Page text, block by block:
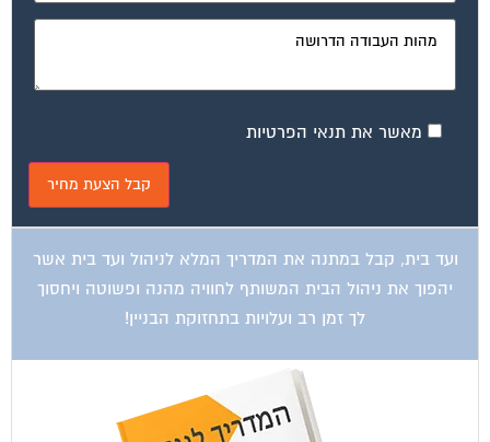
מאשר את תנאי הפרטיות
ועד בית, קבל במתנה את המדריך המלא לניהול ועד בית אשר
יהפוך את ניהול הבית המשותף לחוויה מהנה ופשוטה ויחסוך
לך זמן רב ועלויות בתחזוקת הבניין!